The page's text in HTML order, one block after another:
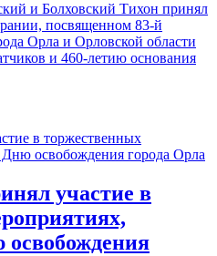
и Болховский Тихон принял
посвященном 83-й
Орла и Орловской области
и 460-летию основания
участие в